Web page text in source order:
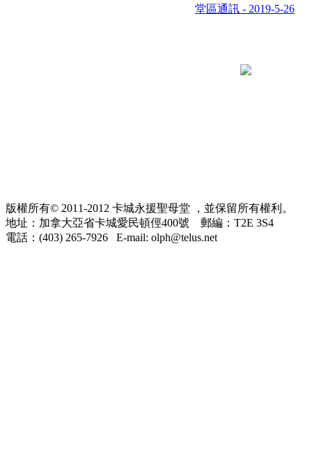
堂區通訊 - 2019-5-26
版權所有© 2011-2012 卡城永援聖母堂 ，並保留所有權利。
地址：加拿大亞省卡城愛民頓俓400號 郵編：T2E 3S4
電話：(403) 265-7926 E-mail: olph@telus.net